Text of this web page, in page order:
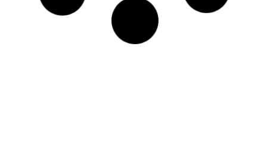
Im zweiten Workshop im Rahmen des
Sondierungsprojektes ESG-STADTLABOR, welcher am
1. Juli 2025 in St. Veit an der Glan stattfand, drehte sich